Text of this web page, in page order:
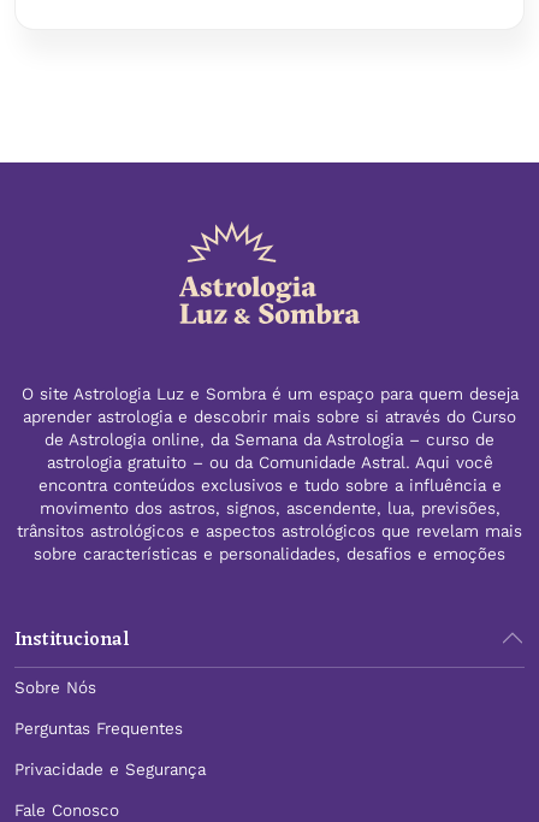
O site Astrologia Luz e Sombra é um espaço para quem deseja
aprender astrologia e descobrir mais sobre si através do Curso
de Astrologia online, da Semana da Astrologia – curso de
astrologia gratuito – ou da Comunidade Astral. Aqui você
encontra conteúdos exclusivos e tudo sobre a influência e
movimento dos astros, signos, ascendente, lua, previsões,
trânsitos astrológicos e aspectos astrológicos que revelam mais
sobre características e personalidades, desafios e emoções
Institucional
Sobre Nós
Perguntas Frequentes
Privacidade e Segurança
Fale Conosco